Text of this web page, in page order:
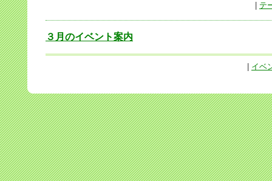
テ
３月のイベント案内
イベ